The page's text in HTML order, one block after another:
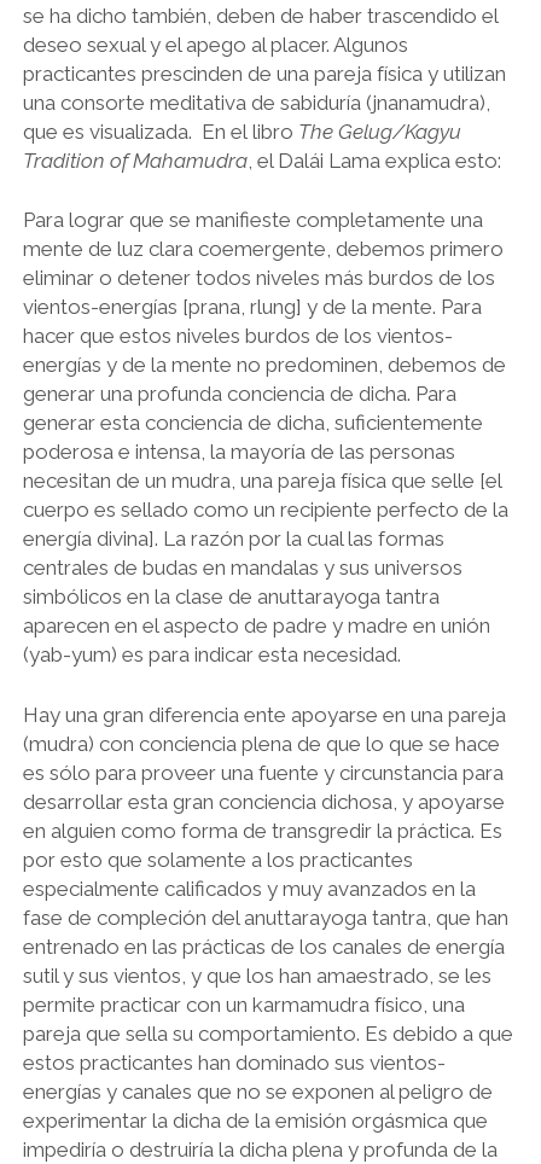
se ha dicho también, deben de haber trascendido el
deseo sexual y el apego al placer. Algunos
practicantes prescinden de una pareja física y utilizan
una consorte meditativa de sabiduría (jnanamudra),
que es visualizada. En el libro The Gelug/Kagyu
Tradition of Mahamudra, el Dalái Lama explica esto:
Para lograr que se manifieste completamente una
mente de luz clara coemergente, debemos primero
eliminar o detener todos niveles más burdos de los
vientos-energías [prana, rlung] y de la mente. Para
hacer que estos niveles burdos de los vientos-
energías y de la mente no predominen, debemos de
generar una profunda conciencia de dicha. Para
generar esta conciencia de dicha, suficientemente
poderosa e intensa, la mayoría de las personas
necesitan de un mudra, una pareja física que selle [el
cuerpo es sellado como un recipiente perfecto de la
energía divina]. La razón por la cual las formas
centrales de budas en mandalas y sus universos
simbólicos en la clase de anuttarayoga tantra
aparecen en el aspecto de padre y madre en unión
(yab-yum) es para indicar esta necesidad.
Hay una gran diferencia ente apoyarse en una pareja
(mudra) con conciencia plena de que lo que se hace
es sólo para proveer una fuente y circunstancia para
desarrollar esta gran conciencia dichosa, y apoyarse
en alguien como forma de transgredir la práctica. Es
por esto que solamente a los practicantes
especialmente calificados y muy avanzados en la
fase de compleción del anuttarayoga tantra, que han
entrenado en las prácticas de los canales de energía
sutil y sus vientos, y que los han amaestrado, se les
permite practicar con un karmamudra físico, una
pareja que sella su comportamiento. Es debido a que
estos practicantes han dominado sus vientos-
energías y canales que no se exponen al peligro de
experimentar la dicha de la emisión orgásmica que
impediría o destruiría la dicha plena y profunda de la